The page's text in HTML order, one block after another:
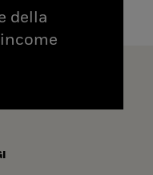
della